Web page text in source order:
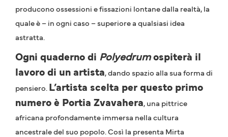
producono ossessioni e fissazioni lontane dalla realtà, la
quale è – in ogni caso – superiore a qualsiasi idea
astratta.
Ogni quaderno di Polyedrumospiterà il
lavoro di un artista, dando spazio alla sua forma di
pensiero. L’artista scelta per questo primo
numero è Portia Zvavahera, una pittrice
africana profondamente immersa nella cultura
ancestrale del suo popolo. Così la presenta Mirta